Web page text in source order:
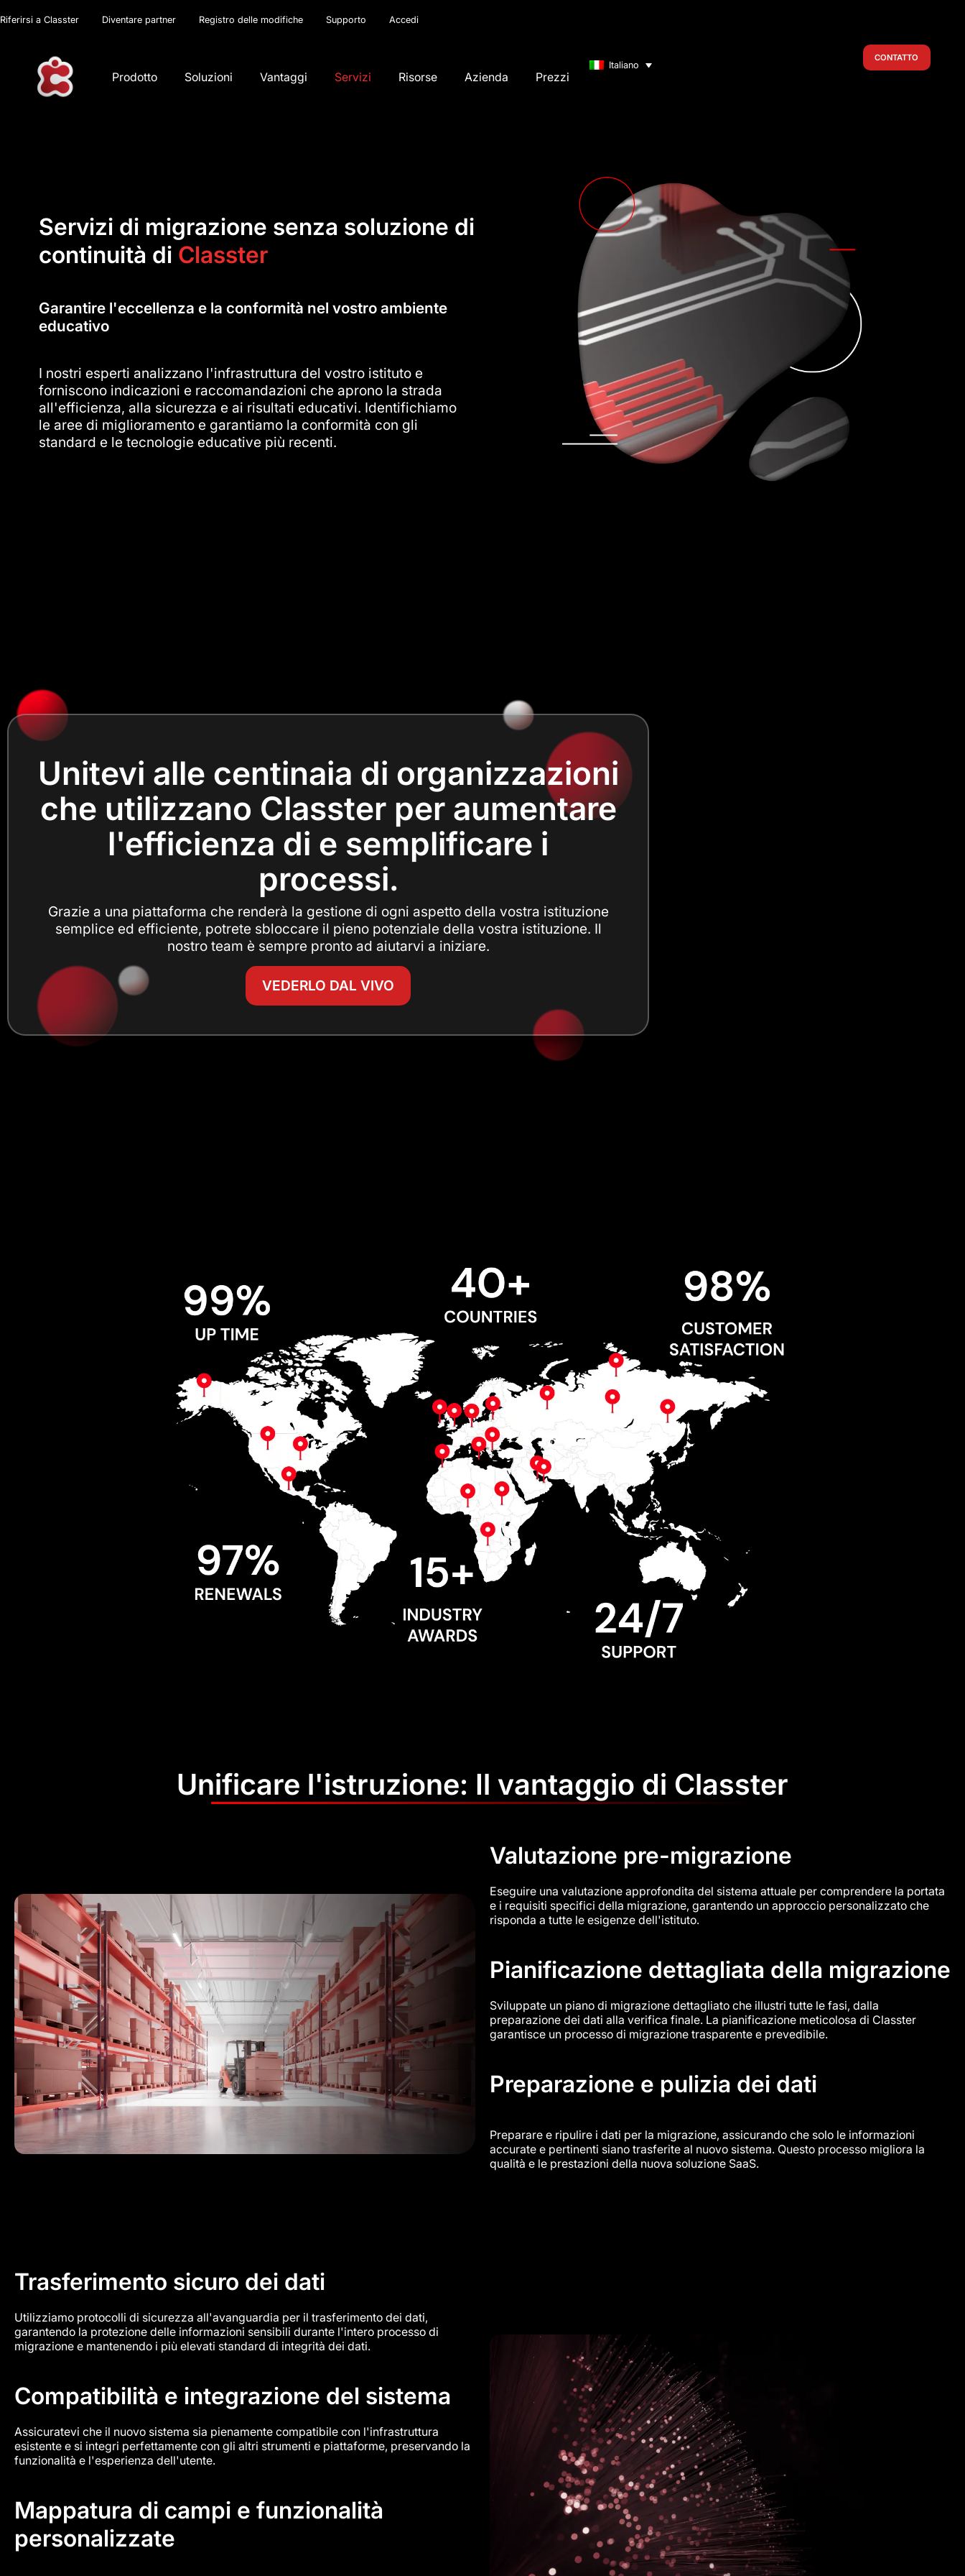
Riferirsi a Classter Diventare partner Registro delle modifiche Supporto Accedi
Prodotto Soluzioni Vantaggi Servizi Risorse Azienda Prezzi
Italiano
CONTATTO
Servizi di migrazione senza soluzione di
continuità di Classter
Garantire l'eccellenza e la conformità nel vostro ambiente
educativo
I nostri esperti analizzano l'infrastruttura del vostro istituto e
forniscono indicazioni e raccomandazioni che aprono la strada
all'efficienza, alla sicurezza e ai risultati educativi. Identifichiamo
le aree di miglioramento e garantiamo la conformità con gli
standard e le tecnologie educative più recenti.
Unitevi alle centinaia di organizzazioni
che utilizzano Classter per aumentare
l'efficienza di e semplificare i
processi.
Grazie a una piattaforma che renderà la gestione di ogni aspetto della vostra istituzione
semplice ed efficiente, potrete sbloccare il pieno potenziale della vostra istituzione. Il
nostro team è sempre pronto ad aiutarvi a iniziare.
VEDERLO DAL VIVO
Unificare l'istruzione: Il vantaggio di Classter
Valutazione pre-migrazione
Eseguire una valutazione approfondita del sistema attuale per comprendere la portata
e i requisiti specifici della migrazione, garantendo un approccio personalizzato che
risponda a tutte le esigenze dell'istituto.
Pianificazione dettagliata della migrazione
Sviluppate un piano di migrazione dettagliato che illustri tutte le fasi, dalla
preparazione dei dati alla verifica finale. La pianificazione meticolosa di Classter
garantisce un processo di migrazione trasparente e prevedibile.
Preparazione e pulizia dei dati
Preparare e ripulire i dati per la migrazione, assicurando che solo le informazioni
accurate e pertinenti siano trasferite al nuovo sistema. Questo processo migliora la
qualità e le prestazioni della nuova soluzione SaaS.
Trasferimento sicuro dei dati
Utilizziamo protocolli di sicurezza all'avanguardia per il trasferimento dei dati,
garantendo la protezione delle informazioni sensibili durante l'intero processo di
migrazione e mantenendo i più elevati standard di integrità dei dati.
Compatibilità e integrazione del sistema
Assicuratevi che il nuovo sistema sia pienamente compatibile con l'infrastruttura
esistente e si integri perfettamente con gli altri strumenti e piattaforme, preservando la
funzionalità e l'esperienza dell'utente.
Mappatura di campi e funzionalità
personalizzate